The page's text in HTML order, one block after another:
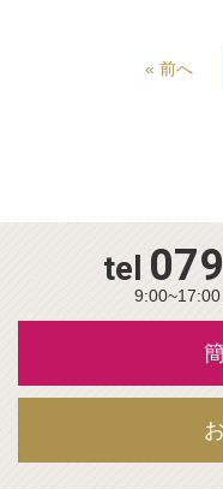
« 前へ
tel